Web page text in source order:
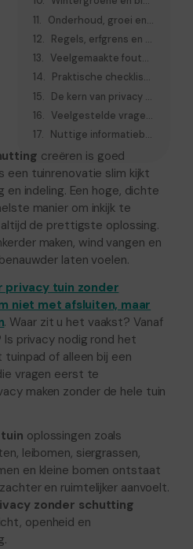
Onderhoud, groei en snoei vooraf meenemen
Regels, erfgrens en overleg met buren
Veelgemaakte fouten bij privacy tuin zonder schutting
Praktische checklist vóór u een privacy-oplossing kiest
De kern van privacy met groen, licht en openheid
Veelgestelde vragen over privacy tuin zonder schutting
Nuttige informatiebronnen
creëren is goed
een tuinrenovatie slim kijkt
en indeling. Een hoge, dichte
manier om inkijk te
de prettigste oplossing.
maken, wind vangen en
laten voelen.
privacy tuin zonder
niet met afsluiten, maar
. Waar zit u het vaakst? Vanaf
Is privacy nodig rond het
of alleen bij een
vragen eerst te
maken zonder de hele tuin
oplossingen zoals
leibomen, siergrassen,
en kleine bomen ontstaat
en ruimtelijker aanvoelt.
zonder schutting
openheid en